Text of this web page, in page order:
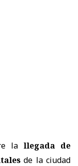
la llegada de
de la ciudad